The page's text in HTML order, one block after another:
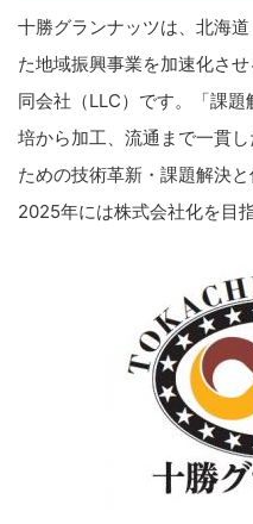
十勝グランナッツは、北海
た地域振興事業を加速化さ
同会社（LLC）です。「課
培から加工、流通まで一貫
ための技術革新・課題解決
2025年には株式会社化を目